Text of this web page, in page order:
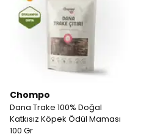
Chompo
Dana Trake 100% Doğal
Katkısız Köpek Ödül Maması
100 Gr